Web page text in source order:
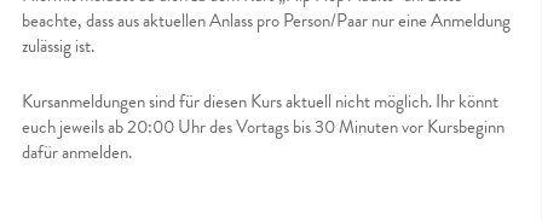
beachte, dass aus aktuellen Anlass pro Person/Paar nur eine Anmeldung
zulässig ist.
Kursanmeldungen sind für diesen Kurs aktuell nicht möglich. Ihr könnt
euch jeweils ab 20:00 Uhr des Vortags bis 30 Minuten vor Kursbeginn
dafür anmelden.